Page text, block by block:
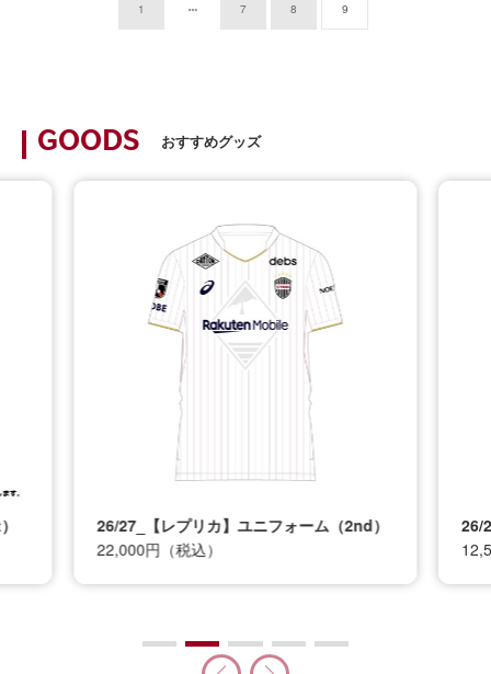
1 7 8 9
GOODS おすすめグッズ
26/27_【レプリカ】ユニフォーム（2nd）
22,000円（税込）
26/